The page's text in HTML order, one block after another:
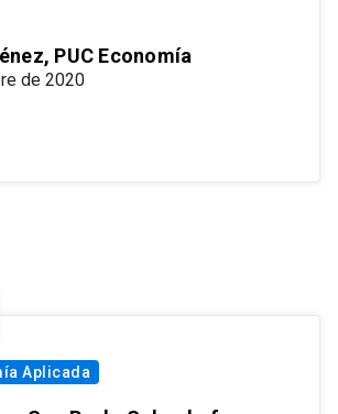
PUC Economía
de 2020
Aplicada